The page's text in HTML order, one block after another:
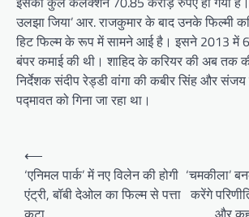
उलझा जिया’ आर. राजकुमार के बाद उनके फिल्मी
हिट फिल्म के रूप में सामने आई है। इसने 2013 में
बंपर कमाई की थी। शाहिद के करियर की अब तक
निर्देशक संदीप रेड्डी वांगा की कबीर सिंह और
पद्मावत को गिना जा रहा था।
Post
navigation
⟵
‘एनिमल पार्क’ में नए विलेन की होगी
एंट्री, बॉबी देओल का फिल्म से पत्ता
‘चमकीला’
करेंगे